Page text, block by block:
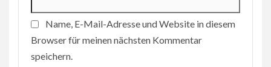
Name, E-Mail-Adresse und Website in diesem
Browser für meinen nächsten Kommentar
speichern.